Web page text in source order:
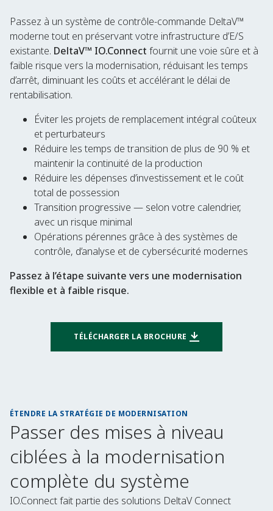
Passez à un système de contrôle-commande DeltaV™
moderne tout en préservant votre infrastructure d’E/S
existante. DeltaV™ IO.Connect fournit une voie sûre et à
faible risque vers la modernisation, réduisant les temps
d’arrêt, diminuant les coûts et accélérant le délai de
rentabilisation.
Éviter les projets de remplacement intégral coûteux
et perturbateurs
Réduire les temps de transition de plus de 90 % et
maintenir la continuité de la production
Réduire les dépenses d’investissement et le coût
total de possession
Transition progressive — selon votre calendrier,
avec un risque minimal
Opérations pérennes grâce à des systèmes de
contrôle, d’analyse et de cybersécurité modernes
Passez à l’étape suivante vers une modernisation
flexible et à faible risque.
TÉLÉCHARGER LA BROCHURE
ÉTENDRE LA STRATÉGIE DE MODERNISATION
Passer des mises à niveau
ciblées à la modernisation
complète du système
IO.Connect fait partie des solutions DeltaV Connect